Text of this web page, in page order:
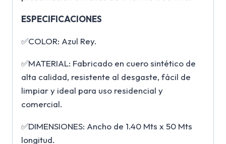
ESPECIFICACIONES
✅COLOR: Azul Rey.
✅MATERIAL: Fabricado en cuero sintético de
alta calidad, resistente al desgaste, fácil de
limpiar y ideal para uso residencial y
comercial.
✅DIMENSIONES: Ancho de 1.40 Mts x 50 Mts
longitud.